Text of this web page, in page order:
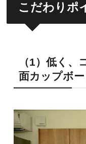
こだわりポ
（1）低く
面カップボー